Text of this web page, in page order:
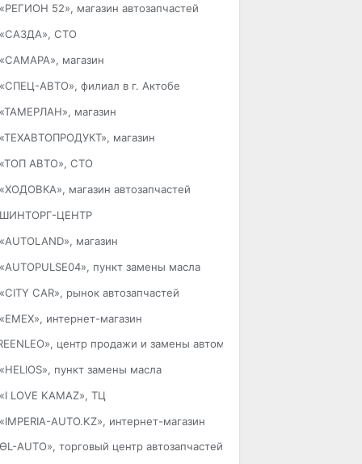
«РЕГИОН 52», магазин автозапчастей
«САЗДА», СТО
«САМАРА», магазин
«СПЕЦ-АВТО», филиал в г. Актобе
«ТАМЕРЛАН», магазин
«ТЕХАВТОПРОДУКТ», магазин
«ТОП АВТО», СТО
«ХОДОВКА», магазин автозапчастей
ШИНТОРГ-ЦЕНТР
«AUTOLAND», магазин
«AUTOPULSE04», пункт замены масла
«CITY CAR», рынок автозапчастей
«EMEX», интернет-магазин
центр продажи и замены автомасел и аккумуляторов
«HELIOS», пункт замены масла
«I LOVE KAMAZ», ТЦ
«IMPERIA-AUTO.KZ», интернет-магазин
AUTO», торговый центр автозапчастей